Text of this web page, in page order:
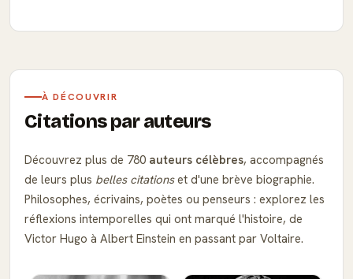
À DÉCOUVRIR
Citations par auteurs
Découvrez plus de 780 auteurs célèbres, accompagnés
de leurs plus belles citationset d'une brève biographie.
Philosophes, écrivains, poètes ou penseurs : explorez les
réflexions intemporelles qui ont marqué l'histoire, de
Victor Hugo à Albert Einstein en passant par Voltaire.